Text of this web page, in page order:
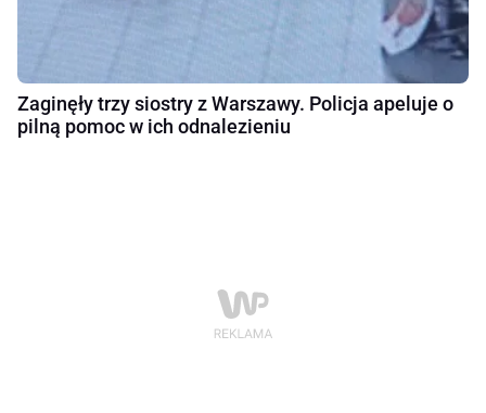
Zaginęły trzy siostry z Warszawy. Policja apeluje o
pilną pomoc w ich odnalezieniu